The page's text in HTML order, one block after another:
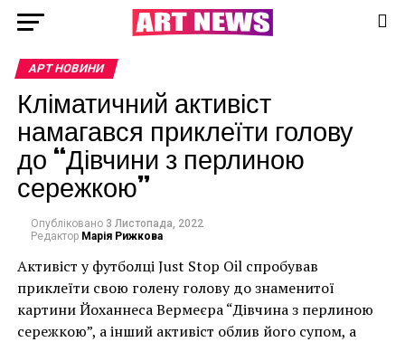
АРТ НОВИНИ
Кліматичний активіст
намагався приклеїти голову
до “Дівчини з перлиною
сережкою”
Опубліковано 3 Листопада, 2022
Редактор Марія Рижкова
Активіст у футболці Just Stop Oil спробував
приклеїти свою голену голову до знаменитої
картини Йоханнеса Вермеєра “Дівчина з перлиною
сережкою”, а інший активіст облив його супом, а